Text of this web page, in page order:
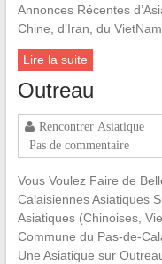
Annonces Récentes
Chine, d’Iran, du
Lire la suite
Outreau
Rencontrer Asiatique
Pas de commentaire
Vous Voulez Faire de
Calaisiennes Asiatiques
Asiatiques (Chinoises,
Commune du Pas-de-
Une Asiatique sur